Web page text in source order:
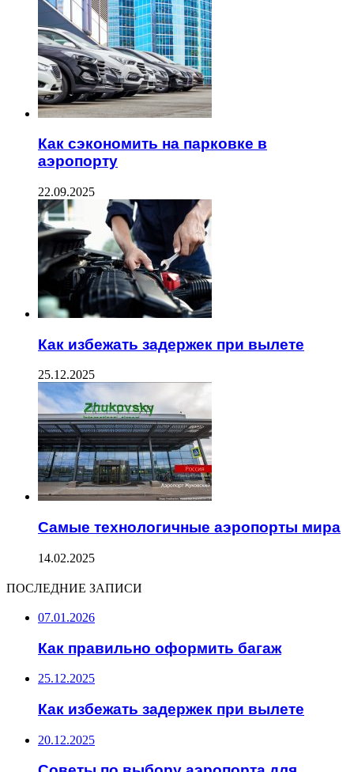
Как сэкономить на парковке в
аэропорту
22.09.2025
Как избежать задержек при вылете
25.12.2025
Самые технологичные аэропорты мира
14.02.2025
ПОСЛЕДНИЕ ЗАПИСИ
07.01.2026
Как правильно оформить багаж
25.12.2025
Как избежать задержек при вылете
20.12.2025